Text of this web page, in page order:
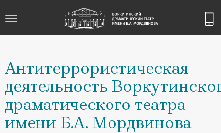
Антитеррористическая
деятельность
драматического театра
имени Б.А. Мордвинова